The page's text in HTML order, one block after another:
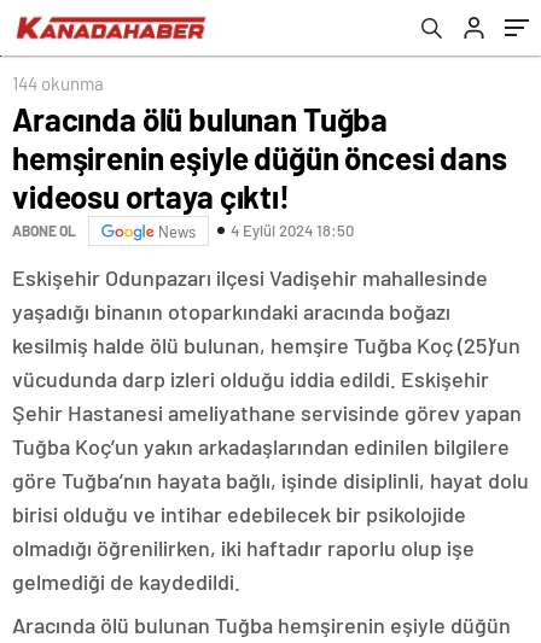
144 okunma
Aracında ölü bulunan Tuğba
hemşirenin eşiyle düğün öncesi dans
videosu ortaya çıktı!
ABONE OL News 4 Eylül 2024 18:50
Eskişehir Odunpazarı ilçesi Vadişehir mahallesinde
yaşadığı binanın otoparkındaki aracında boğazı
kesilmiş halde ölü bulunan, hemşire Tuğba Koç (25)’un
vücudunda darp izleri olduğu iddia edildi. Eskişehir
Şehir Hastanesi ameliyathane servisinde görev yapan
Tuğba Koç’un yakın arkadaşlarından edinilen bilgilere
göre Tuğba’nın hayata bağlı, işinde disiplinli, hayat dolu
birisi olduğu ve intihar edebilecek bir psikolojide
olmadığı öğrenilirken, iki haftadır raporlu olup işe
gelmediği de kaydedildi.
Aracında ölü bulunan Tuğba hemşirenin eşiyle düğün